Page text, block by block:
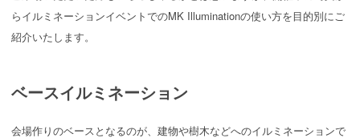
らイルミネーションイベントでのMK Illuminationの使い方を目的別にご
紹介いたします。
ベースイルミネーション
会場作りのベースとなるのが、建物や樹木などへのイルミネーションで